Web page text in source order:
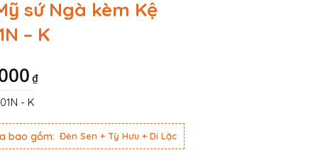
sứ Ngà kèm Kệ
– K
₫
- K
bao gồm: Đèn Sen + Tỳ Hưu + Di Lặc